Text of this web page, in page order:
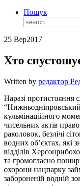
Пошук
25 Вер2017
Хто
Written by редактор
Наразі протистояння
кульмінаційного
чисельних актів
раколовок, безлічі
водних об’єктах, які
відділів
та громогласно
охорони нацпарку
забороненій водній